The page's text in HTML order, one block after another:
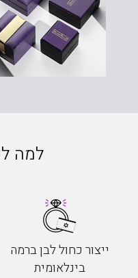
למה
ייצור כחול לבן ברמה
בינלאומית